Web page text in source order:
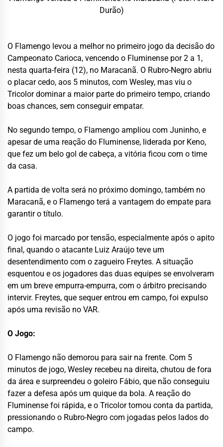
Durão)
O Flamengo levou a melhor no primeiro jogo da decisão do
Campeonato Carioca, vencendo o Fluminense por 2 a 1,
nesta quarta-feira (12), no Maracanã. O Rubro-Negro abriu
o placar cedo, aos 5 minutos, com Wesley, mas viu o
Tricolor dominar a maior parte do primeiro tempo, criando
boas chances, sem conseguir empatar.
No segundo tempo, o Flamengo ampliou com Juninho, e
apesar de uma reação do Fluminense, liderada por Keno,
que fez um belo gol de cabeça, a vitória ficou com o time
da casa.
A partida de volta será no próximo domingo, também no
Maracanã, e o Flamengo terá a vantagem do empate para
garantir o título.
O jogo foi marcado por tensão, especialmente após o apito
final, quando o atacante Luiz Araújo teve um
desentendimento com o zagueiro Freytes. A situação
esquentou e os jogadores das duas equipes se envolveram
em um breve empurra-empurra, com o árbitro precisando
intervir. Freytes, que sequer entrou em campo, foi expulso
após uma revisão no VAR.
O Jogo:
O Flamengo não demorou para sair na frente. Com 5
minutos de jogo, Wesley recebeu na direita, chutou de fora
da área e surpreendeu o goleiro Fábio, que não conseguiu
fazer a defesa após um quique da bola. A reação do
Fluminense foi rápida, e o Tricolor tomou conta da partida,
pressionando o Rubro-Negro com jogadas pelos lados do
campo.